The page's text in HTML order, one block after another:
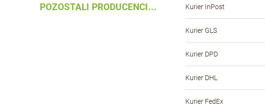
POZOSTALI PRODUCENCI... Kurier InPost
Kurier GLS
Kurier DPD
Kurier DHL
Kurier FedEx